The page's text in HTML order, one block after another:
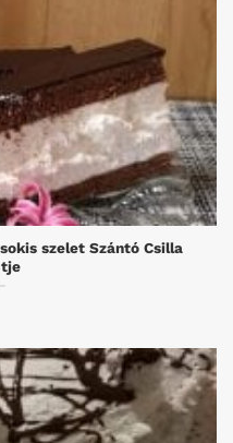
szelet Szántó Csilla